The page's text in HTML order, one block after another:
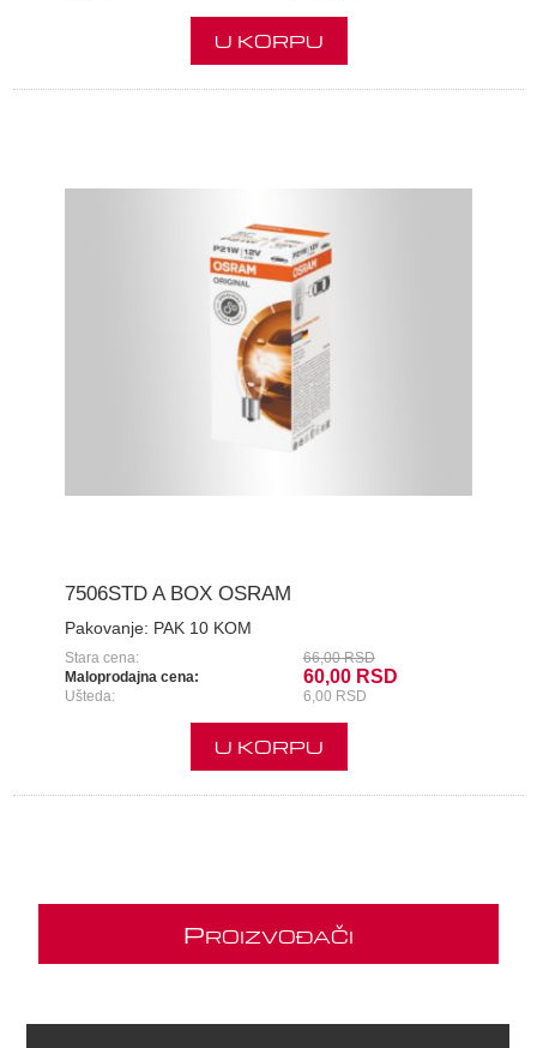
U KORPU
7506STD A BOX OSRAM
Pakovanje: PAK 10 KOM
Stara cena:
66,00 RSD
Maloprodajna cena:
60,00 RSD
Ušteda: 6,00 RSD
U KORPU
PROIZVOĐAČI